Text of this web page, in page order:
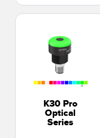
K30 Pro
Optical
Series